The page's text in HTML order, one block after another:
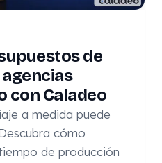
de
con Caladeo
a medida puede
cómo
de producción